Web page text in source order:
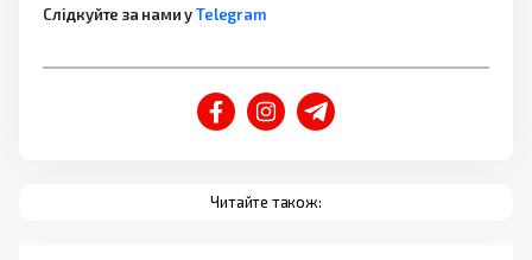
Слідкуйте за нами уTelegram
Читайте також: